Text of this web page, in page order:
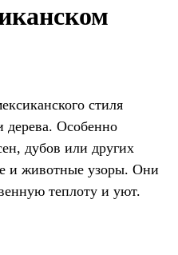
стиля
дерева. Особенно
дубов или других
и животные узоры. Они
теплоту и уют.